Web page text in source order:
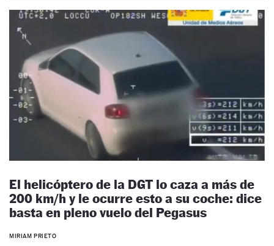
El helicóptero de la DGT lo caza a más de
200 km/h y le ocurre esto a su coche: dice
basta en pleno vuelo del Pegasus
MIRIAM PRIETO